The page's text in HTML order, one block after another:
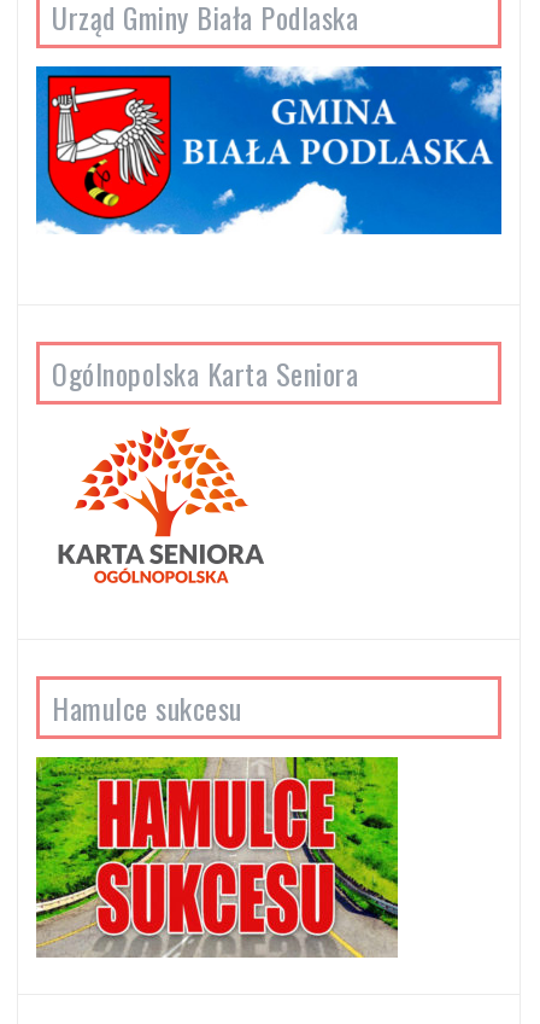
Urząd Gminy Biała Podlaska
Ogólnopolska Karta Seniora
Hamulce sukcesu